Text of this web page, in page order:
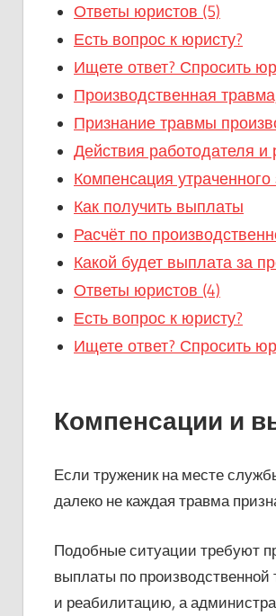
Ответы юристов (5)
Есть вопрос к юристу?
Ищете ответ? Спросить
Производственная
Признание травмы
Действия работодателя и
Компенсация утраченного
Как получить выплаты
Расчёт по
Какой будет выплата за
Ответы юристов (4)
Есть вопрос к юристу?
Ищете ответ? Спросить
Компенсации и
Если труженик на месте
далеко не каждая травма
Подобные ситуации требуют
выплаты по
и реабилитацию, а